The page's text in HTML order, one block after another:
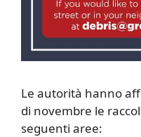
Le autorità hanno
di novembre le
seguenti aree: